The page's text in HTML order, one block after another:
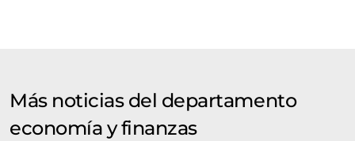
Más noticias del departamento
economía y finanzas